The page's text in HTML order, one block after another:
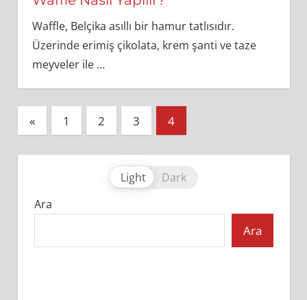
Waffle, Belçika asıllı bir hamur tatlısıdır.
Üzerinde erimiş çikolata, krem şanti ve taze
meyveler ile …
Yazı
sayfalandırması
«Previous
Posts
1 2 3 4
Light
Dark
Ara
Ara